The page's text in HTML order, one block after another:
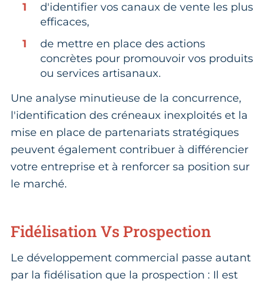
d'identifier vos canaux de vente les plus
efficaces,
de mettre en place des actions
concrètes pour promouvoir vos produits
ou services artisanaux.
Une analyse minutieuse de la concurrence,
l'identification des créneaux inexploités et la
mise en place de partenariats stratégiques
peuvent également contribuer à différencier
votre entreprise et à renforcer sa position sur
le marché.
Fidélisation Vs Prospection
Le développement commercial passe autant
par la fidélisation que la prospection : Il est